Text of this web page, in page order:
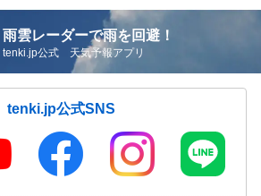
雨雲レーダーで雨を回避！
tenki.jp公式 天気予報アプリ
tenki.jp公式SNS